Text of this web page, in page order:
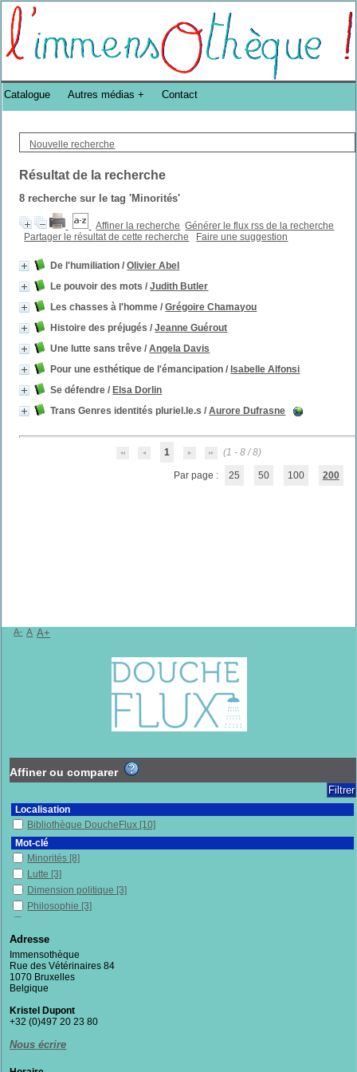
Bibliothèque DoucheFLUX Bibliotheek -->
Nouvelle recherche
Résultat de la recherche
8 recherche sur le tag'Minorités'
Affiner la recherche Générer le flux rss de la recherche
Partager le résultat de cette recherche
Faire une suggestion
De l'humiliation /Olivier Abel
Le pouvoir des mots /Judith Butler
Les chasses à l'homme /Grégoire Chamayou
Histoire des préjugés /Jeanne Guérout
Une lutte sans trêve /Angela Davis
Pour une esthétique de l'émancipation / Isabelle Alfonsi
Se défendre / Elsa Dorlin
Trans Genres identités pluriel.le.s /Aurore Dufrasne
1 (1 - 8 / 8)
Par page : 25 50 100 200
Catalogue Autres médias Contact
A- A A+
Affiner ou comparer
Localisation
Bibliothèque DoucheFlux [10]
Mot-clé
Minorités [8]
Lutte [3]
Dimension politique [3]
Philosophie [3]
LGBT
Individu et société
Militantisme[2]
Forces de l'ordre
Exclusion sociale
Résistance politique
Respect
Adresse
Immensothèque
Rue des Vétérinaires 84
1070 Bruxelles
Belgique
Kristel Dupont
+32 (0)497 20 23 80
Nous écrire